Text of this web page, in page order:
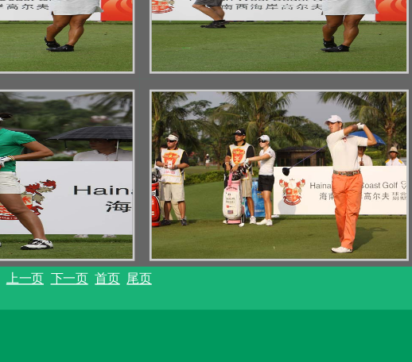
上一页 下一页 首页 尾页